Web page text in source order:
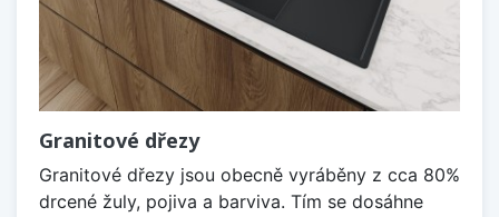
Granitové dřezy
Granitové dřezy jsou obecně vyráběny z cca 80%
drcené žuly, pojiva a barviva. Tím se dosáhne